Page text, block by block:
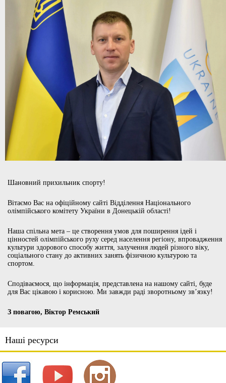
Шановний прихильник спорту!
Вітаємо Вас на офіційному сайті Відділення Національного
олімпійського комітету України в Донецькій області!
Наша спільна мета – це створення умов для поширення ідей і
цінностей олімпійського руху серед населення регіону, впровадження
культури здорового способу життя, залучення людей різного віку,
соціального стану до активних занять фізичною культурою та
спортом.
Сподіваємося, що інформація, представлена на нашому сайті, буде
для Вас цікавою і корисною. Ми завжди раді зворотньому зв’язку!
З повагою, Віктор Ремський
Наші ресурси